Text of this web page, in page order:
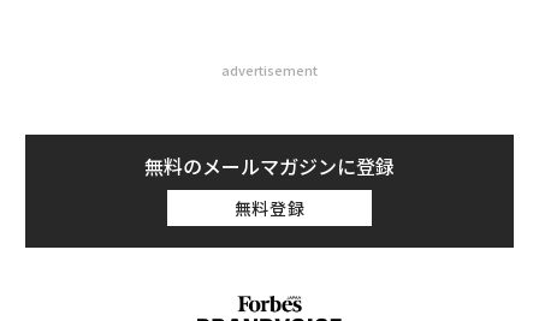
advertisement
無料のメールマガジンに登録
無料登録